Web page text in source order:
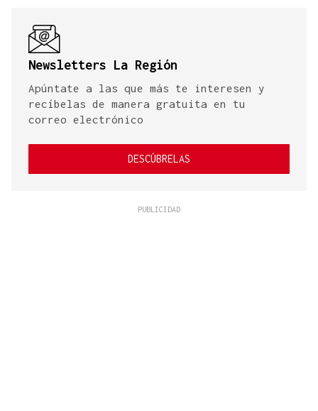
Newsletters La Región
Apúntate a las que más te interesen y
recíbelas de manera gratuita en tu
correo electrónico
DESCÚBRELAS